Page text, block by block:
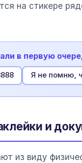
на стикере
в первую
Я не помню,
и
из виду